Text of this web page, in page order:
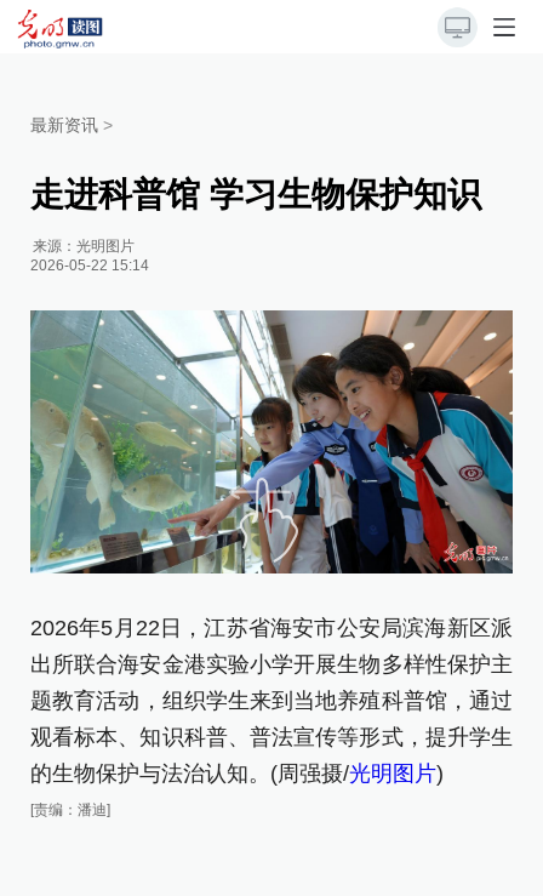
最新资讯 >
走进科普馆 学习生物保护知识
来源：光明图片
2026-05-22 15:14
2026年5月22日，江苏省海安市公安局滨海新区派
出所联合海安金港实验小学开展生物多样性保护主
题教育活动‌，组织学生来到当地养殖科普馆，通过
观看标本、知识科普、普法宣传等形式，提升学生
的生物保护与法治认知。(周强摄/光明图片)
[责编：潘迪]